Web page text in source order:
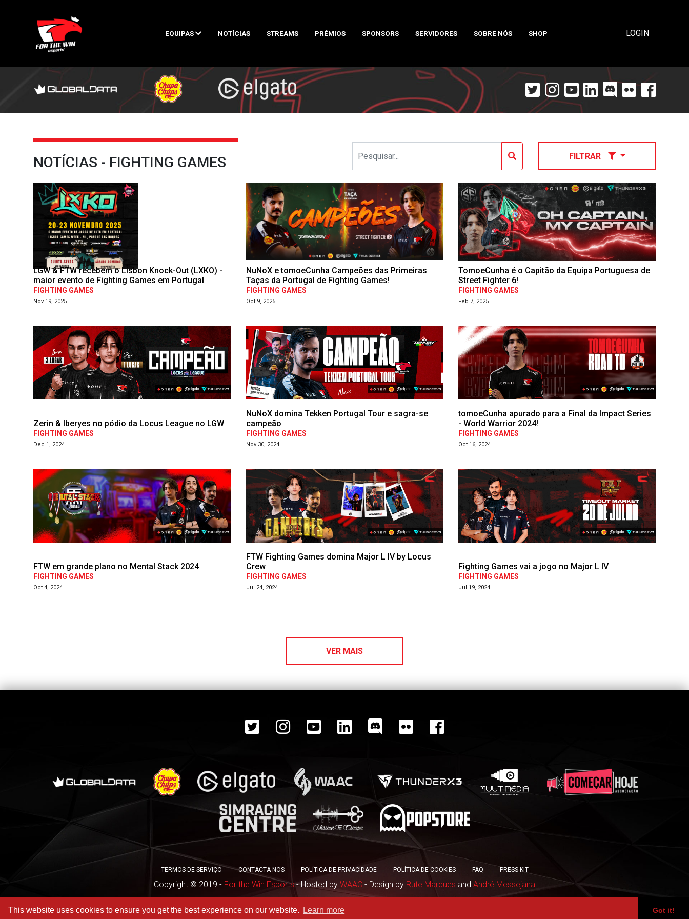
This website uses cookies to ensure you get the best experience on our website. Learn more Got it!
EQUIPAS NOTÍCIAS STREAMS PRÉMIOS SPONSORS SERVIDORES SOBRE NÓS SHOP LOGIN
NOTÍCIAS - FIGHTING GAMES FILTRAR
LGW & FTW recebem o Lisbon Knock-Out (LXKO) -
maior evento de Fighting Games em Portugal
FIGHTING GAMES
Nov 19, 2025
NuNoX e tomoeCunha Campeões das Primeiras
Taças da Portugal de Fighting Games!
FIGHTING GAMES
Oct 9, 2025
TomoeCunha é o Capitão da Equipa Portuguesa de
Street Fighter 6!
FIGHTING GAMES
Feb 7, 2025
Zerin & Iberyes no pódio da Locus League no LGW
FIGHTING GAMES
Dec 1, 2024
NuNoX domina Tekken Portugal Tour e sagra-se
campeão
FIGHTING GAMES
Nov 30, 2024
tomoeCunha apurado para a Final da Impact Series
- World Warrior 2024!
FIGHTING GAMES
Oct 16, 2024
FTW em grande plano no Mental Stack 2024
FIGHTING GAMES
Oct 4, 2024
FTW Fighting Games domina Major L IV by Locus
Crew
FIGHTING GAMES
Jul 24, 2024
Fighting Games vai a jogo no Major L IV
FIGHTING GAMES
Jul 19, 2024
VER MAIS
TERMOS DE SERVIÇO CONTACTA-NOS POLÍTICA DE PRIVACIDADE POLÍTICA DE COOKIES FAQ PRESS KIT
Copyright © 2019 - For the Win Esports- Hosted by WAAC - Design by Rute Marques and André Messejana